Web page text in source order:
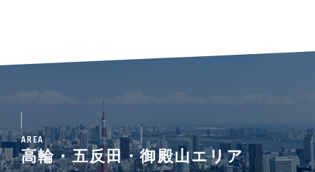
AREA
高輪・五反田・御殿山エリア